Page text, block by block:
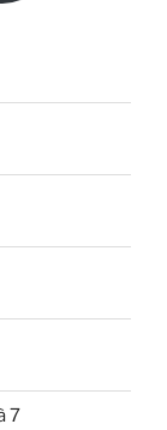
7